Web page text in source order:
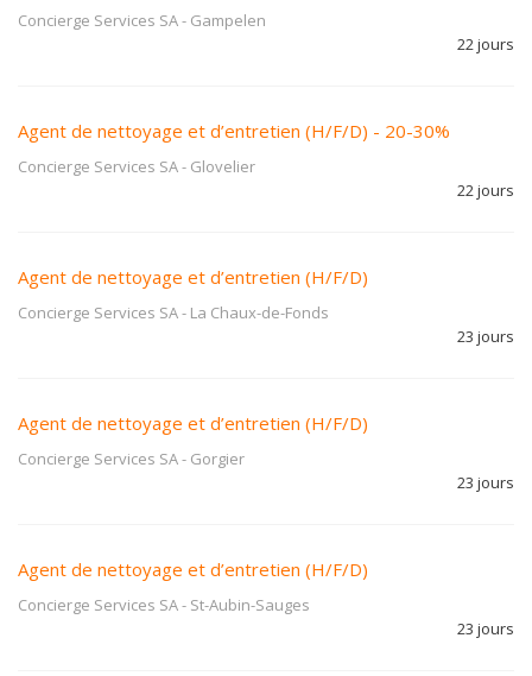
Concierge Services SA- Gampelen
22 jours
Agent de nettoyage et d’entretien (H/F/D) - 20-30%
Concierge Services SA- Glovelier
22 jours
Agent de nettoyage et d’entretien (H/F/D)
Concierge Services SA- La Chaux-de-Fonds
23 jours
Agent de nettoyage et d’entretien (H/F/D)
Concierge Services SA- Gorgier
23 jours
Agent de nettoyage et d’entretien (H/F/D)
Concierge Services SA- St-Aubin-Sauges
23 jours